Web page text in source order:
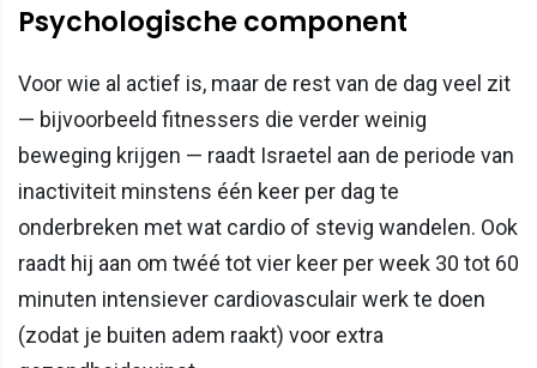
Psychologische component
Voor wie al actief is, maar de rest van de dag veel zit
— bijvoorbeeld fitnessers die verder weinig
beweging krijgen — raadt Israetel aan de periode van
inactiviteit minstens één keer per dag te
onderbreken met wat cardio of stevig wandelen. Ook
raadt hij aan om twéé tot vier keer per week 30 tot 60
minuten intensiever cardiovasculair werk te doen
(zodat je buiten adem raakt) voor extra